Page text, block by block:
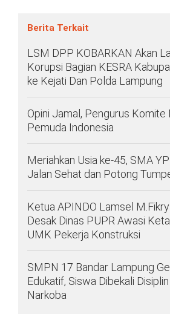
Berita Terkait
LSM DPP KOBARKAN Akan
Korupsi Bagian KESRA
ke Kejati Dan Polda Lampung
Opini Jamal, Pengurus Komite
Pemuda Indonesia
Meriahkan Usia ke-45, SMA
Jalan Sehat dan Potong
Ketua APINDO Lamsel
Desak Dinas PUPR Awasi
UMK Pekerja Konstruksi
SMPN 17 Bandar Lampung
Edukatif, Siswa Dibekali
Narkoba